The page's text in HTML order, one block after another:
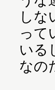
しな
って
いる
なの